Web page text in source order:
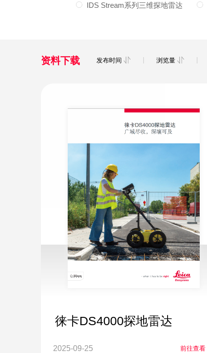
IDS Stream系列三维探地雷达
资料下载 发布时间 浏览量
徕卡DS4000探地雷达
2025-09-25 前往查看